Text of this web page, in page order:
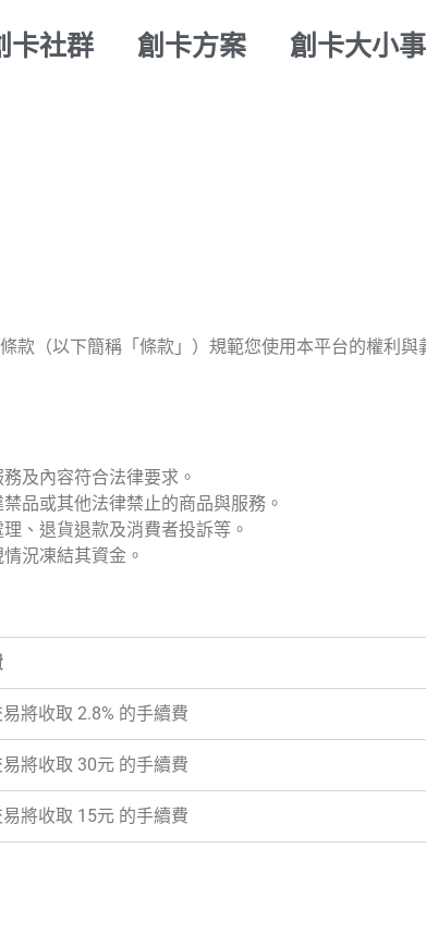
卡社群 創卡方案 創卡大小事
款（以下簡稱「條款」）規範您使用本平台的權利
及內容符合法律要求。
品或其他法律禁止的商品與服務。
、退貨退款及消費者投訴等。
況凍結其資金。
將收取 2.8% 的手續費
將收取 30元 的手續費
將收取 15元 的手續費